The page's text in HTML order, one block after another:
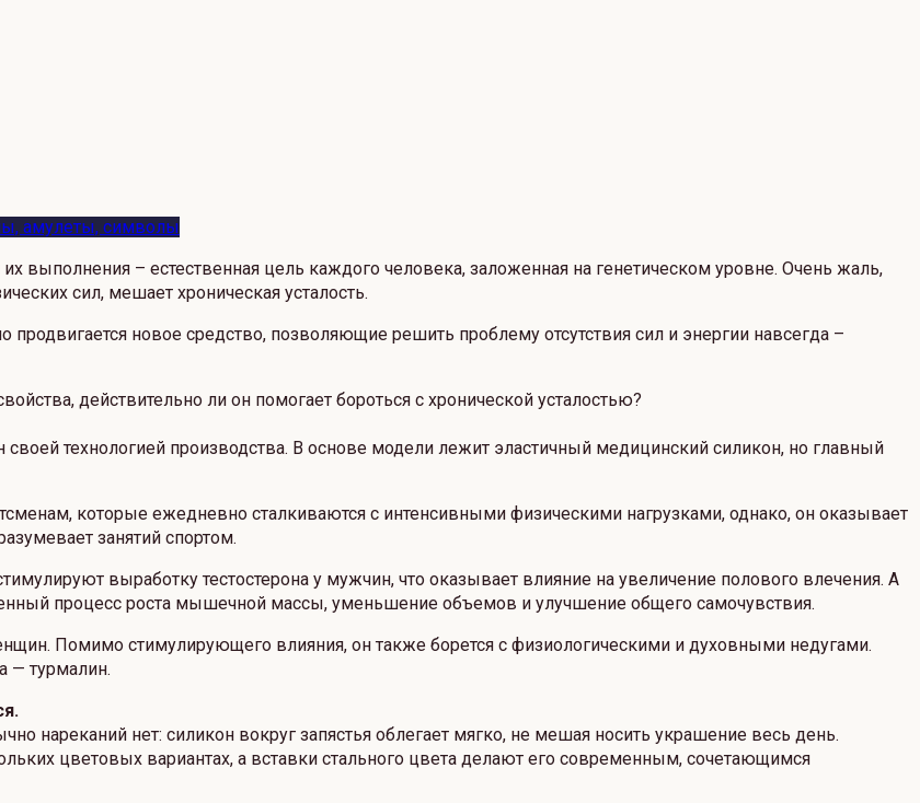
амулеты, символы
выполнения – естественная цель каждого человека, заложенная на генетическом уровне. Очень жаль,
сил, мешает хроническая усталость.
новое средство, позволяющие решить проблему отсутствия сил и энергии навсегда –
действительно ли он помогает бороться с хронической усталостью?
своей технологией производства. В основе модели лежит эластичный медицинский силикон, но главный
которые ежедневно сталкиваются с интенсивными физическими нагрузками, однако, он оказывает
занятий спортом.
выработку тестостерона у мужчин, что оказывает влияние на увеличение полового влечения. А
процесс роста мышечной массы, уменьшение объемов и улучшение общего самочувствия.
Помимо стимулирующего влияния, он также борется с физиологическими и духовными недугами.
— турмалин.
нареканий нет: силикон вокруг запястья облегает мягко, не мешая носить украшение весь день.
цветовых вариантах, а вставки стального цвета делают его современным, сочетающимся